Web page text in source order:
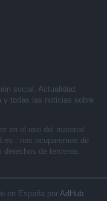
social. Actualidad,
y todas las noticias sobre
en el uso del material
: nos ocuparemos de
de terceros.
en España por AdHub